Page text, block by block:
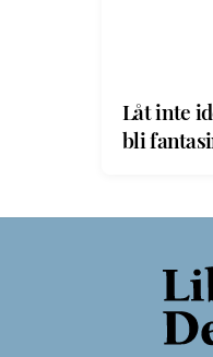
Låt inte
bli